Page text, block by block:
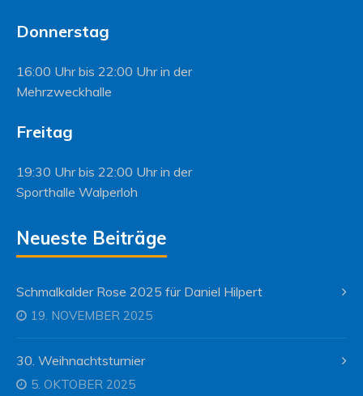
Donnerstag
16:00 Uhr bis 22:00 Uhr in der
Mehrzweckhalle
Freitag
19:30 Uhr bis 22:00 Uhr in der
Sporthalle Walperloh
Neueste Beiträge
Schmalkalder Rose 2025 für Daniel Hilpert
19. NOVEMBER 2025
30. Weihnachtsturnier
5. OKTOBER 2025